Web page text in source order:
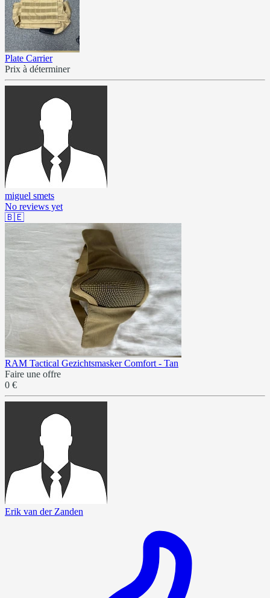
Plate Carrier
Prix à déterminer
miguel smets
No reviews yet
🇧🇪
RAM Tactical Gezichtsmasker Comfort - Tan
Faire une offre
0 €
Erik van der Zanden